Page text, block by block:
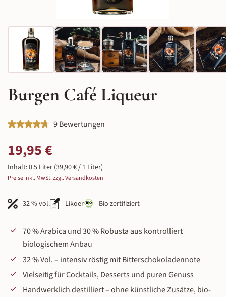
Burgen Café Liqueur
Durchschnittliche Bewertung von 4.78 von 5 Sternen
9 Bewertungen
Regulärer Preis:
19,95 €
Inhalt:0.5 Liter (39,90 € / 1 Liter)
Preise inkl. MwSt. zzgl. Versandkosten
32 % vol. Likoer Bio zertifiziert
70 % Arabica und 30 % Robusta aus kontrolliert
biologischem Anbau
32 % Vol. – intensiv röstig mit Bitterschokoladennote
Vielseitig für Cocktails, Desserts und puren Genuss
Handwerklich destilliert – ohne künstliche Zusätze, bio-